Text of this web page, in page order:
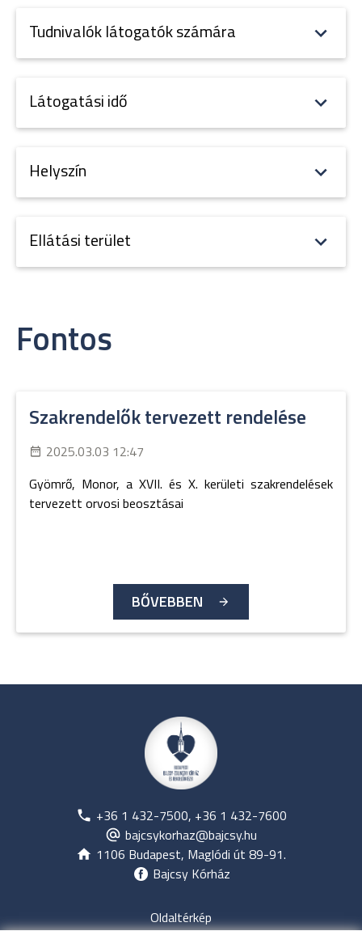
Tudnivalók látogatók számára
Látogatási idő
Helyszín
Ellátási terület
Fontos
Szakrendelők tervezett rendelése
2025.03.03 12:47
Gyömrő, Monor, a XVII. és X. kerületi szakrendelések
tervezett orvosi beosztásai
BŐVEBBEN
+36 1 432-7500, +36 1 432-7600
bajcsykorhaz@bajcsy.hu
1106 Budapest, Maglódi út 89-91.
Bajcsy Kórház
Oldaltérkép